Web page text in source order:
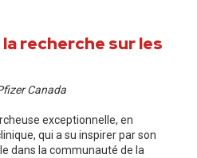
recherche sur les
Canada
exceptionnelle, en
qui a su inspirer par son
dans la communauté de la